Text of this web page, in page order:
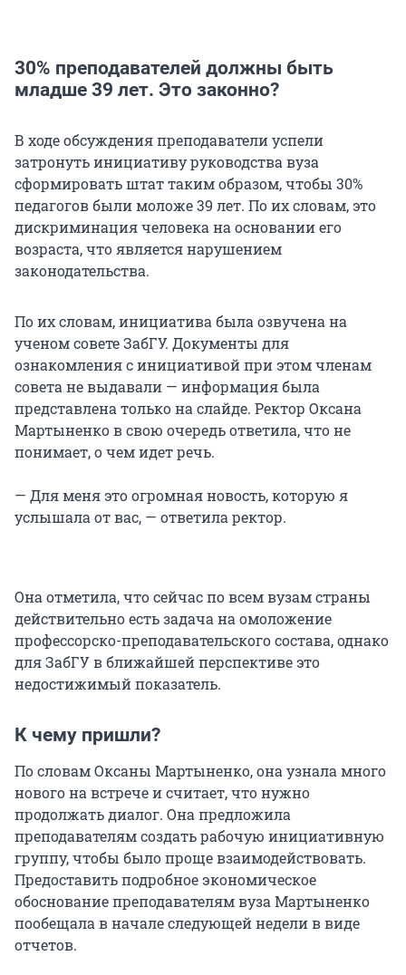
30% преподавателей должны быть
младше 39 лет. Это законно?
В ходе обсуждения преподаватели успели
затронуть инициативу руководства вуза
сформировать штат таким образом, чтобы 30%
педагогов были моложе 39 лет. По их словам, это
дискриминация человека на основании его
возраста, что является нарушением
законодательства.
По их словам, инициатива была озвучена на
ученом совете ЗабГУ. Документы для
ознакомления с инициативой при этом членам
совета не выдавали — информация была
представлена только на слайде. Ректор Оксана
Мартыненко в свою очередь ответила, что не
понимает, о чем идет речь.
— Для меня это огромная новость, которую я
услышала от вас, — ответила ректор.
Она отметила, что сейчас по всем вузам страны
действительно есть задача на омоложение
профессорско-преподавательского состава, однако
для ЗабГУ в ближайшей перспективе это
недостижимый показатель.
К чему пришли?
По словам Оксаны Мартыненко, она узнала много
нового на встрече и считает, что нужно
продолжать диалог. Она предложила
преподавателям создать рабочую инициативную
группу, чтобы было проще взаимодействовать.
Предоставить подробное экономическое
обоснование преподавателям вуза Мартыненко
пообещала в начале следующей недели в виде
отчетов.